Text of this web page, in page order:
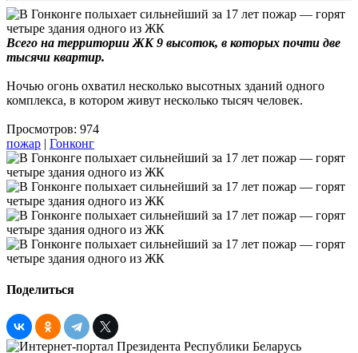
Всего на территории ЖК 9 высоток, в которых почти две
тысячи квартир.
Ночью огонь охватил несколько высотных зданий одного
комплекса, в котором живут несколько тысяч человек.
Просмотров: 974
пожар | Гонконг
Поделиться